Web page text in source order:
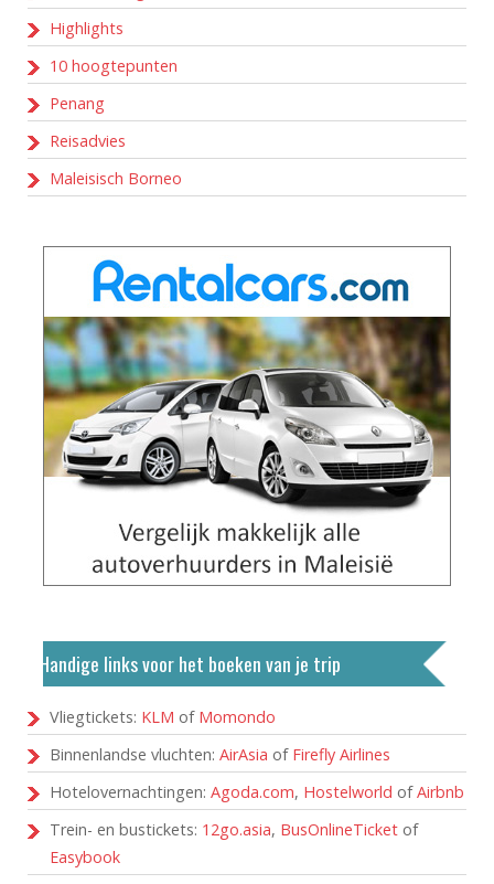
Highlights
10 hoogtepunten
Penang
Reisadvies
Maleisisch Borneo
Handige links voor het boeken van je trip
Vliegtickets: KLM of Momondo
Binnenlandse vluchten: AirAsia of Firefly Airlines
Hotelovernachtingen: Agoda.com, Hostelworld ofAirbnb
Trein- en bustickets: 12go.asia, BusOnlineTicket of
Easybook